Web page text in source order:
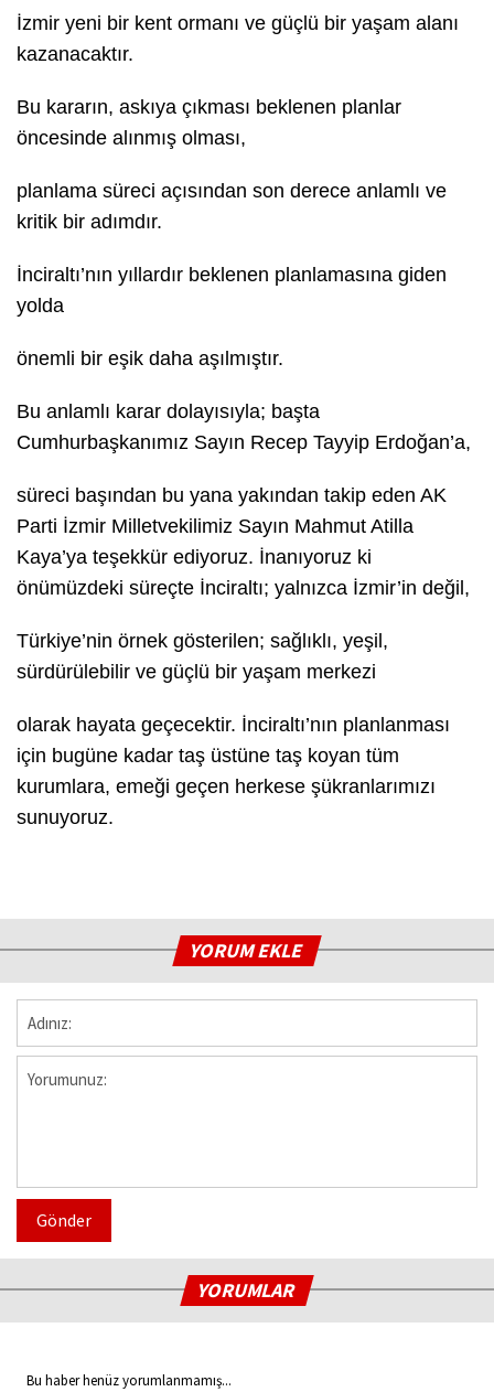
İzmir yeni bir kent ormanı ve güçlü bir yaşam alanı
kazanacaktır.
Bu kararın, askıya çıkması beklenen planlar
öncesinde alınmış olması,
planlama süreci açısından son derece anlamlı ve
kritik bir adımdır.
İnciraltı’nın yıllardır beklenen planlamasına giden
yolda
önemli bir eşik daha aşılmıştır.
Bu anlamlı karar dolayısıyla; başta
Cumhurbaşkanımız Sayın Recep Tayyip Erdoğan’a,
süreci başından bu yana yakından takip eden AK
Parti İzmir Milletvekilimiz Sayın Mahmut Atilla
Kaya’ya teşekkür ediyoruz. İnanıyoruz ki
önümüzdeki süreçte İnciraltı; yalnızca İzmir’in değil,
Türkiye’nin örnek gösterilen; sağlıklı, yeşil,
sürdürülebilir ve güçlü bir yaşam merkezi
olarak hayata geçecektir. İnciraltı’nın planlanması
için bugüne kadar taş üstüne taş koyan tüm
kurumlara, emeği geçen herkese şükranlarımızı
sunuyoruz.
YORUM EKLE
Gönder
YORUMLAR
Bu haber henüz yorumlanmamış...